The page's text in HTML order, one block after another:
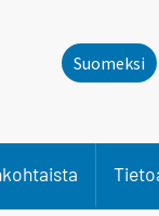
Suomeksi